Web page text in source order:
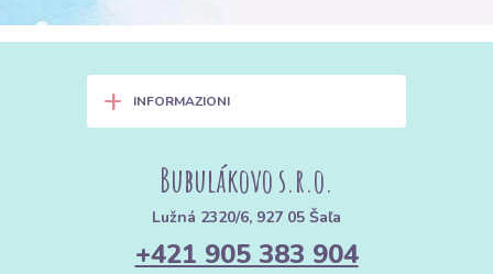
+ INFORMAZIONI
Bubulákovo s.r.o.
Lužná 2320/6, 927 05 Šaľa
+421 905 383 904